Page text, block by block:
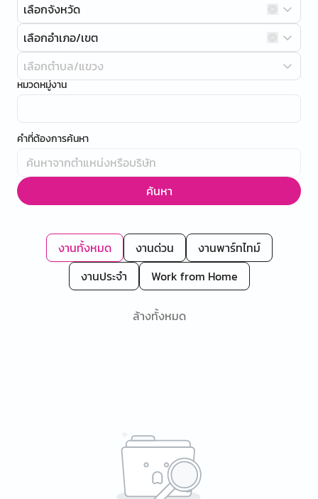
เลือกจังหวัด
เลือกอำเภอ/เขต
เลือกตำบล/แขวง
หมวดหมู่งาน
คำที่ต้องการค้นหา
ค้นหา
งานทั้งหมด งานด่วน
งานพาร์ทไทม์
งานประจำ
Work from Home
ล้างทั้งหมด